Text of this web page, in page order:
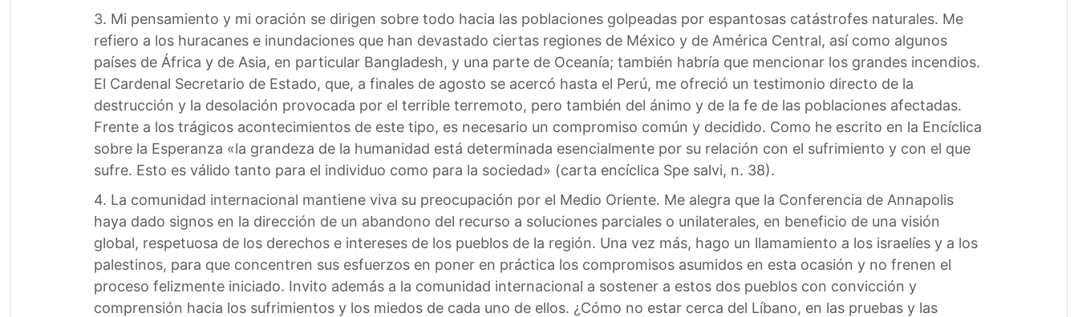
3. Mi pensamiento y mi oración se dirigen sobre todo hacia las poblaciones golpeadas por espantosas catástrofes naturales. Me
refiero a los huracanes e inundaciones que han devastado ciertas regiones de México y de América Central, así como algunos
países de África y de Asia, en particular Bangladesh, y una parte de Oceanía; también habría que mencionar los grandes incendios.
El Cardenal Secretario de Estado, que, a finales de agosto se acercó hasta el Perú, me ofreció un testimonio directo de la
destrucción y la desolación provocada por el terrible terremoto, pero también del ánimo y de la fe de las poblaciones afectadas.
Frente a los trágicos acontecimientos de este tipo, es necesario un compromiso común y decidido. Como he escrito en la Encíclica
sobre la Esperanza «la grandeza de la humanidad está determinada esencialmente por su relación con el sufrimiento y con el que
sufre. Esto es válido tanto para el individuo como para la sociedad» (carta encíclica Spe salvi, n. 38).
4. La comunidad internacional mantiene viva su preocupación por el Medio Oriente. Me alegra que la Conferencia de Annapolis
haya dado signos en la dirección de un abandono del recurso a soluciones parciales o unilaterales, en beneficio de una visión
global, respetuosa de los derechos e intereses de los pueblos de la región. Una vez más, hago un llamamiento a los israelíes y a los
palestinos, para que concentren sus esfuerzos en poner en práctica los compromisos asumidos en esta ocasión y no frenen el
proceso felizmente iniciado. Invito además a la comunidad internacional a sostener a estos dos pueblos con convicción y
comprensión hacia los sufrimientos y los miedos de cada uno de ellos. ¿Cómo no estar cerca del Líbano, en las pruebas y las